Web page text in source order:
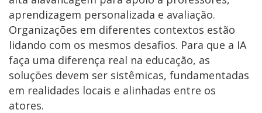
aprendizagem personalizada e avaliação.
Organizações em diferentes contextos estão
lidando com os mesmos desafios. Para que a IA
faça uma diferença real na educação, as
soluções devem ser sistêmicas, fundamentadas
em realidades locais e alinhadas entre os
atores.